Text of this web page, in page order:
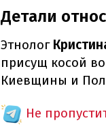
Детали
Этнолог
присущ косой
Киевщины и
Не